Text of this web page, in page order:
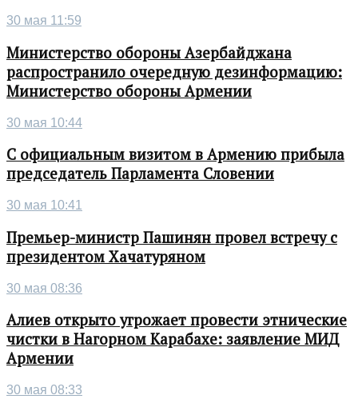
30 мая 11:59
Министерство обороны Азербайджана
распространило очередную дезинформацию:
Министерство обороны Армении
30 мая 10:44
С официальным визитом в Армению прибыла
председатель Парламента Словении
30 мая 10:41
Премьер-министр Пашинян провел встречу с
президентом Хачатуряном
30 мая 08:36
Алиев открыто угрожает провести этнические
чистки в Нагорном Карабахе: заявление МИД
Армении
30 мая 08:33